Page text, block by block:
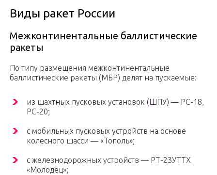
Виды ракет России
Межконтинентальные баллистические
ракеты
По типу размещения межконтинентальные
баллистические ракеты (МБР) делят на пускаемые:
из шахтных пусковых установок (ШПУ) — РС-18,
PC-20;
с мобильных пусковых устройств на основе
колесного шасси — «Тополь»;
с железнодорожных устройств — РТ-23УТТХ
«Молодец»;